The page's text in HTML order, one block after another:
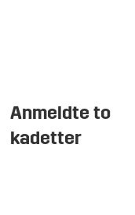
Anmeldte to
kadetter